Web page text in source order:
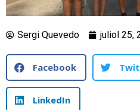
Sergi Quevedo juliol 25,
Facebook
LinkedIn